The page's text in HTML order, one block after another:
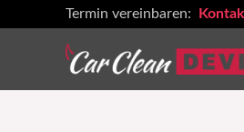
Termin vereinbaren: